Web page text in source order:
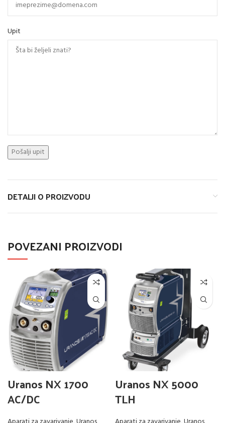
Upit
DETALJI O PROIZVODU
POVEZANI PROIZVODI
Uranos NX 1700
AC/DC
Uranos NX 5000
TLH